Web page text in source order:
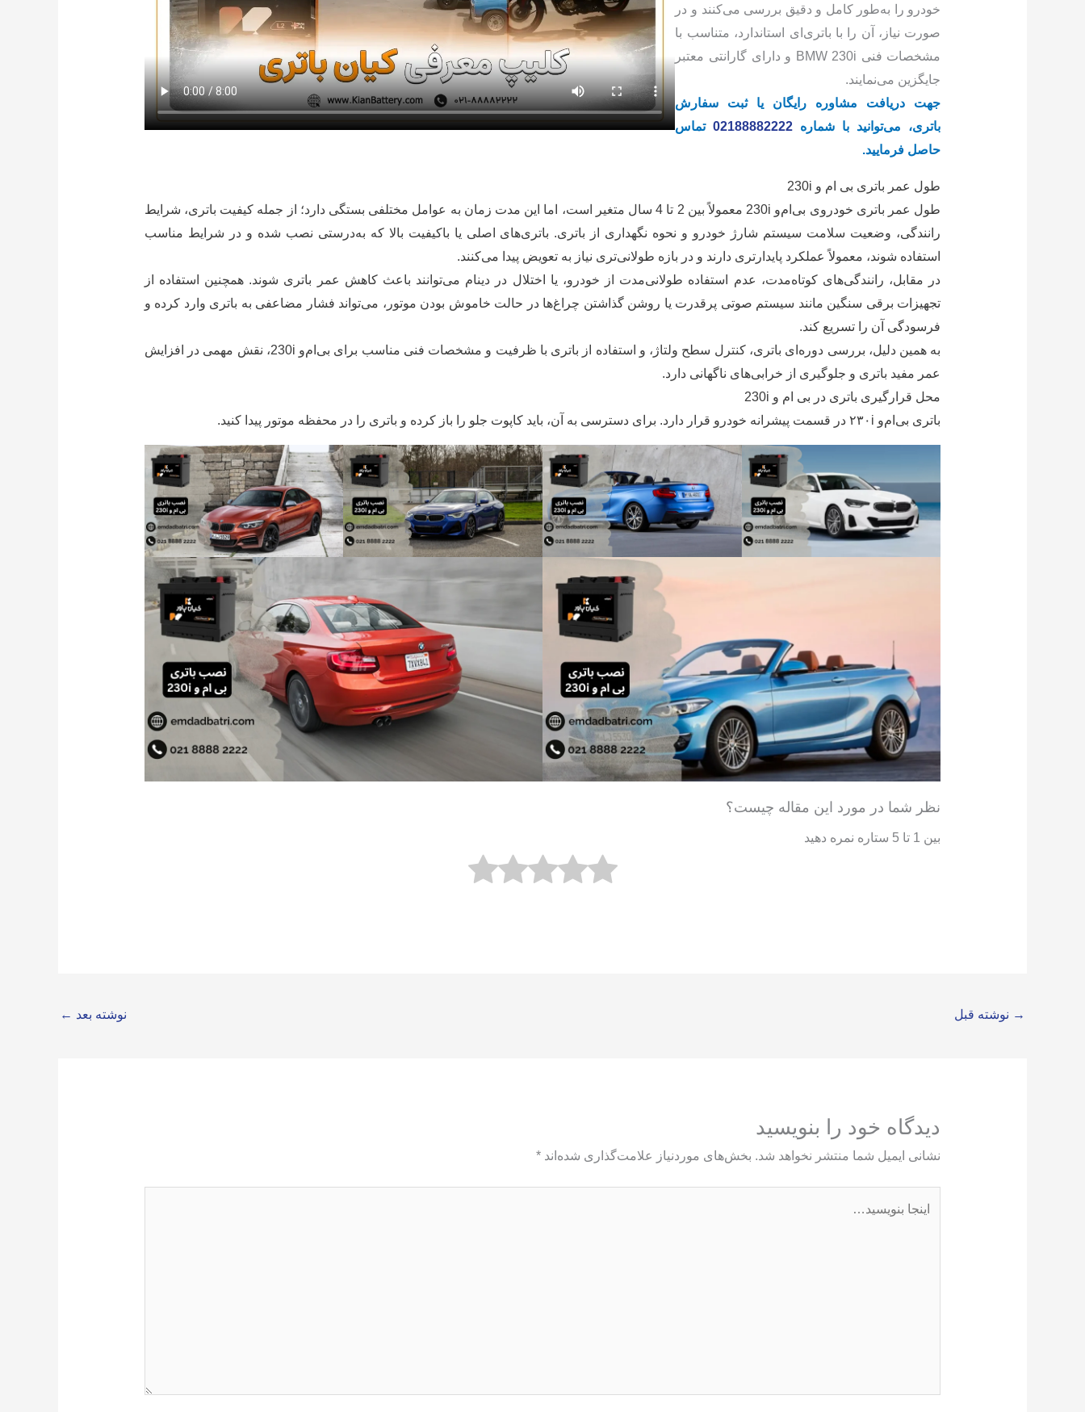
خودرو را به‌طور کامل و دقیق بررسی می‌کنند و در
صورت نیاز، آن را با باتری‌ای استاندارد، متناسب با
مشخصات فنی BMW 230i و دارای گارانتی معتبر
جایگزین می‌نمایند.
جهت دریافت مشاوره رایگان یا ثبت سفارش
باتری، می‌توانید با شماره 02188882222تماس
حاصل فرمایید.
طول عمر باتری بی ام و 230i
طول عمر باتری خودروی بی‌ام‌و 230i معمولاً بین 2 تا 4 سال متغیر است، اما این مدت زمان به عوامل مختلفی بستگی دارد؛ از جمله کیفیت باتری، شرایط
رانندگی، وضعیت سلامت سیستم شارژ خودرو و نحوه نگهداری از باتری. باتری‌های اصلی یا باکیفیت بالا که به‌درستی نصب شده و در شرایط مناسب
استفاده شوند، معمولاً عملکرد پایدارتری دارند و در بازه طولانی‌تری نیاز به تعویض پیدا می‌کنند.
در مقابل، رانندگی‌های کوتاه‌مدت، عدم استفاده طولانی‌مدت از خودرو، یا اختلال در دینام می‌توانند باعث کاهش عمر باتری شوند. همچنین استفاده از
تجهیزات برقی سنگین مانند سیستم صوتی پرقدرت یا روشن گذاشتن چراغ‌ها در حالت خاموش بودن موتور، می‌تواند فشار مضاعفی به باتری وارد کرده و
فرسودگی آن را تسریع کند.
به همین دلیل، بررسی دوره‌ای باتری، کنترل سطح ولتاژ، و استفاده از باتری با ظرفیت و مشخصات فنی مناسب برای بی‌ام‌و 230i، نقش مهمی در افزایش
عمر مفید باتری و جلوگیری از خرابی‌های ناگهانی دارد.
محل قرارگیری باتری در بی ام و 230i
باتری بی‌ام‌و ۲۳۰i در قسمت پیشرانه خودرو قرار دارد. برای دسترسی به آن، باید کاپوت جلو را باز کرده و باتری را در محفظه موتور پیدا کنید.
نظر شما در مورد این مقاله چیست؟
بین 1 تا 5 ستاره نمره دهید
→ نوشته قبل نوشته بعد ←
دیدگاه‌ خود را بنویسید
نشانی ایمیل شما منتشر نخواهد شد. بخش‌های موردنیاز علامت‌گذاری شده‌اند *
بنویسید…